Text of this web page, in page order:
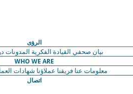
الرؤى
بيان صحفي القيادة الفكرية المدونات
WHO WE ARE
معلومات عنا فريقنا عملاؤنا شهادات
اتصال